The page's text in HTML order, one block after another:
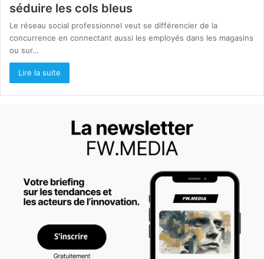
séduire les cols bleus
Le réseau social professionnel veut se différencier de la
concurrence en connectant aussi les employés dans les magasins
ou sur…
Lire la suite